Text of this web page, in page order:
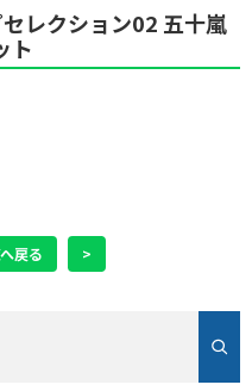
レクション02 五十嵐
ト
戻る >